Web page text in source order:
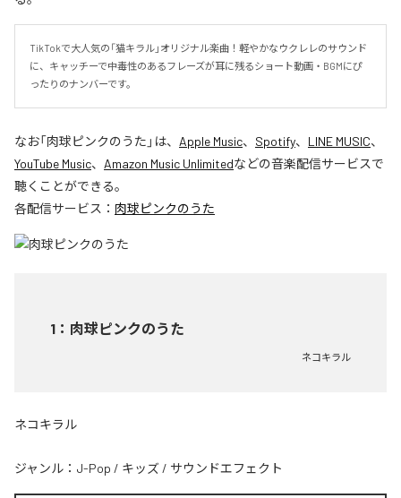
TikTokで大人気の「猫キラル」オリジナル楽曲！軽やかなウクレレのサウンド
に、キャッチーで中毒性のあるフレーズが耳に残るショート動画・BGMにぴ
ったりのナンバーです。
なお「肉球ピンクのうた 」は、 Apple Music、 Spotify、 LINE MUSIC、
YouTube Music、 Amazon Music Unlimitedなどの音楽配信サービスで
聴くことができる。
各配信サービス： 肉球ピンクのうた
1 ： 肉球ピンクのうた
ネコキラル
ネコキラル
ジャンル： J-Pop / キッズ / サウンドエフェクト